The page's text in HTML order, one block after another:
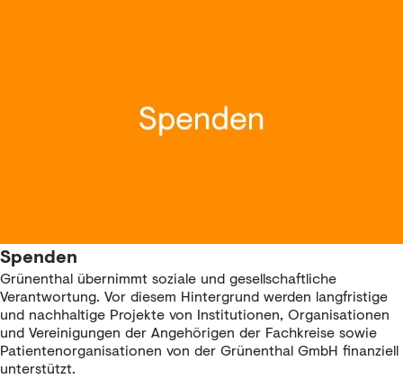
Spenden
Grünenthal übernimmt soziale und gesellschaftliche
Verantwortung. Vor diesem Hintergrund werden langfristige
und nachhaltige Projekte von Institutionen, Organisationen
und Vereinigungen der Angehörigen der Fachkreise sowie
Patientenorganisationen von der Grünenthal GmbH finanziell
unterstützt.